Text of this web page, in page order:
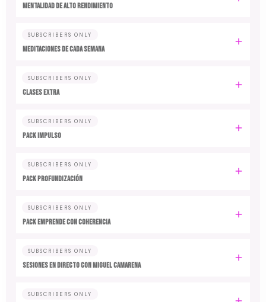
MENTALIDAD DE ALTO RENDIMIENTO
SUBSCRIBERS ONLY
MEDITACIONES DE CADA SEMANA
SUBSCRIBERS ONLY
CLASES EXTRA
SUBSCRIBERS ONLY
PACK IMPULSO
SUBSCRIBERS ONLY
PACK PROFUNDIZACIÓN
SUBSCRIBERS ONLY
PACK EMPRENDE CON COHERENCIA
SUBSCRIBERS ONLY
SESIONES EN DIRECTO CON MIGUEL CAMARENA
SUBSCRIBERS ONLY